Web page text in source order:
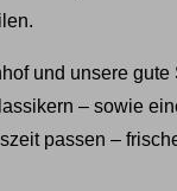
und unsere gute
– sowie
passen –